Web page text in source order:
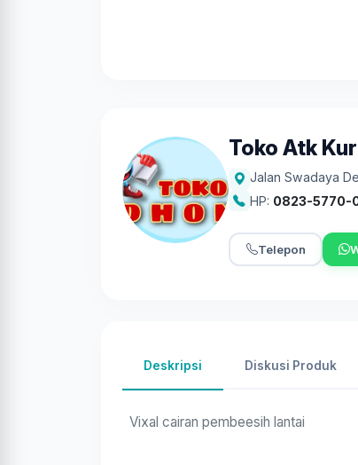
Toko Atk
Jalan Swadaya
HP: 0823-5770-
Telepon
Deskripsi Diskusi Produk
Vixal cairan pembeesih lantai